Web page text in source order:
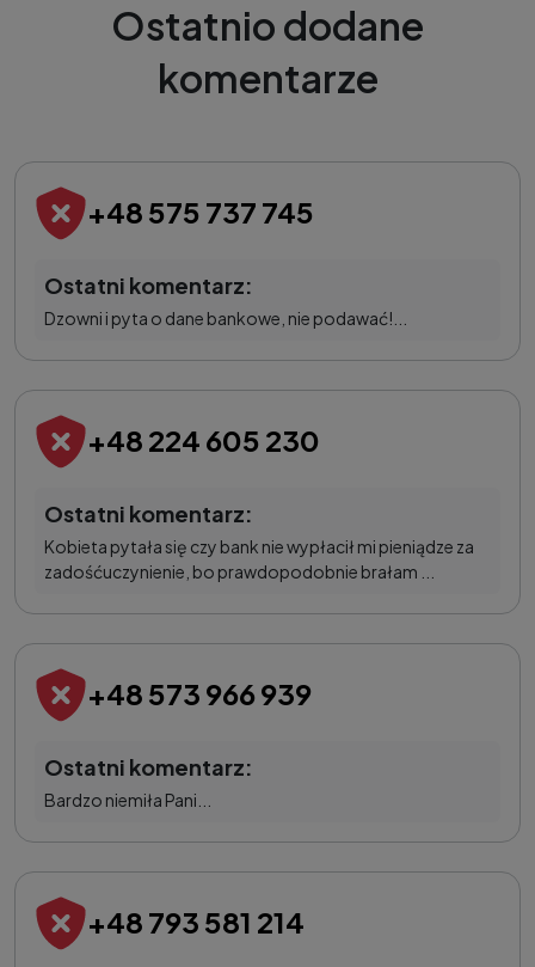
Ostatnio dodane
komentarze
+48 575 737 745
Ostatni komentarz:
Dzowni i pyta o dane bankowe, nie podawać!...
+48 224 605 230
Ostatni komentarz:
Kobieta pytała się czy bank nie wypłacił mi pieniądze za
zadośćuczynienie, bo prawdopodobnie brałam ...
+48 573 966 939
Ostatni komentarz:
Bardzo niemiła Pani...
+48 793 581 214